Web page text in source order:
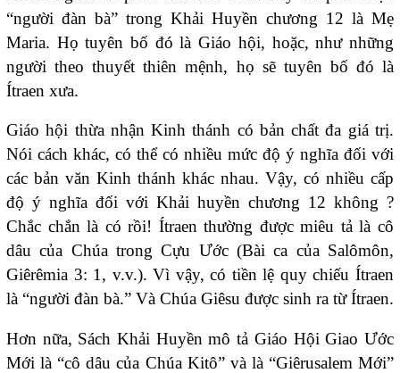
“người đàn bà” trong Khải Huyền chương 12 là Mẹ
Maria. Họ tuyên bố đó là Giáo hội, hoặc, như những
người theo thuyết thiên mệnh, họ sẽ tuyên bố đó là
Ítraen xưa.
Giáo hội thừa nhận Kinh thánh có bản chất đa giá trị.
Nói cách khác, có thể có nhiều mức độ ý nghĩa đối với
các bản văn Kinh thánh khác nhau. Vậy, có nhiều cấp
độ ý nghĩa đối với Khải huyền chương 12 không ?
Chắc chắn là có rồi! Ítraen thường được miêu tả là cô
dâu của Chúa trong Cựu Ước (Bài ca của Salômôn,
Giêrêmia 3: 1, v.v.). Vì vậy, có tiền lệ quy chiếu Ítraen
là “người đàn bà.” Và Chúa Giêsu được sinh ra từ Ítraen.
Hơn nữa, Sách Khải Huyền mô tả Giáo Hội Giao Ước
Mới là “cô dâu của Chúa Kitô” và là “Giêrusalem Mới”